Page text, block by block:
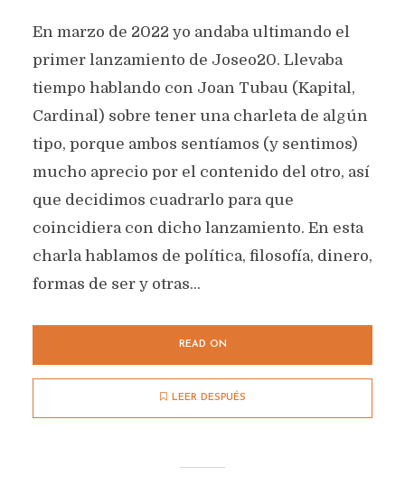
En marzo de 2022 yo andaba ultimando el
primer lanzamiento de Joseo20. Llevaba
tiempo hablando con Joan Tubau (Kapital,
Cardinal) sobre tener una charleta de algún
tipo, porque ambos sentíamos (y sentimos)
mucho aprecio por el contenido del otro, así
que decidimos cuadrarlo para que
coincidiera con dicho lanzamiento. En esta
charla hablamos de política, filosofía, dinero,
formas de ser y otras...
READ ON
LEER DESPUÉS